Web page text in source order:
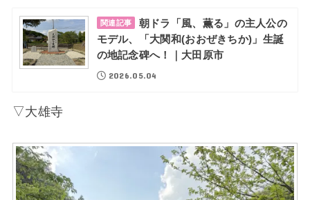
関連記事
朝ドラ「風、薫る」の主人公の
モデル、「大関和(おおぜきちか)」生誕
の地記念碑へ！｜大田原市
2026.05.04
▽大雄寺